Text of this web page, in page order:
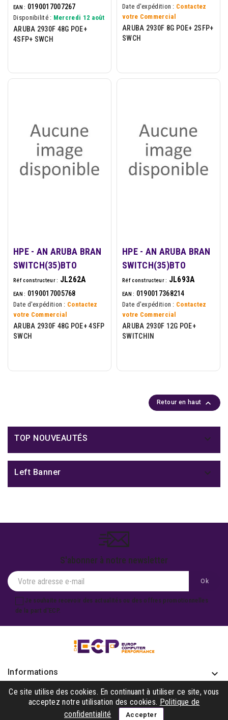
EAN : 0190017007267
Disponibilité : Mercredi 12 août
ARUBA 2930F 48G POE+
4SFP+ SWCH
Date d'expédition : Contactez
votre Commercial
ARUBA 2930F 8G POE+ 2SFP+
SWCH
HPE - AN ARUBA BRAN
SWITCH(35)BTO
Réf constructeur : JL262A
EAN : 0190017005768
Date d'expédition : Contactez
votre Commercial
ARUBA 2930F 48G POE+ 4SFP
SWCH
HPE - AN ARUBA BRAN
SWITCH(35)BTO
Réf constructeur : JL693A
EAN : 0190017368214
Date d'expédition : Contactez
votre Commercial
ARUBA 2930F 12G POE+
SWITCHIN
Retour en haut 
TOP NOUVEAUTÉS 
Left Banner 
S'abonner à notre newsletter
Je souhaite recevoir des actualités ou des offres promotionnelles
de la part d'ECP.
Informations keyboard_arrow_down
Produits 
Notre société
Ce site utilise des cookies. En continuant à utiliser ce site, vous
acceptez notre utilisation des cookies. Politique de
confidentialité
Accepter